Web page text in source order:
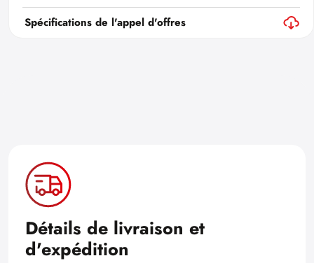
Spécifications de l'appel d'offres
Détails de livraison et
d'expédition